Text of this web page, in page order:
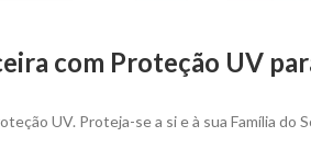
com Proteção UV
UV. Proteja-se a si e à sua Família do